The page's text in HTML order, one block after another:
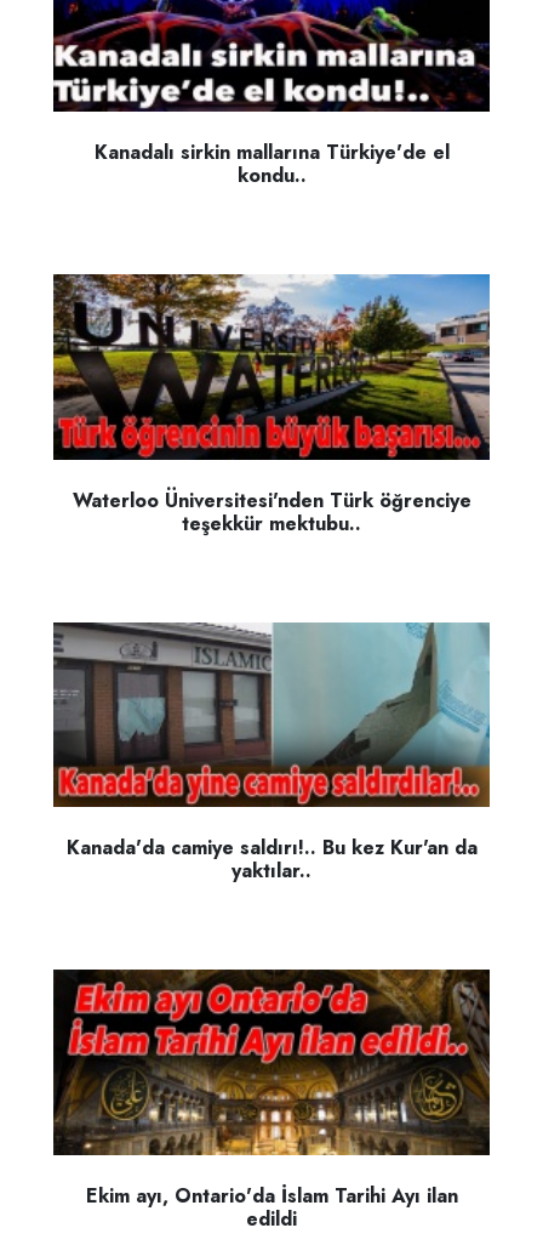
Kanadalı sirkin mallarına Türkiye'de el
kondu..
Waterloo Üniversitesi'nden Türk öğrenciye
teşekkür mektubu..
Kanada'da camiye saldırı!.. Bu kez Kur'an da
yaktılar..
Ekim ayı, Ontario'da İslam Tarihi Ayı ilan
edildi